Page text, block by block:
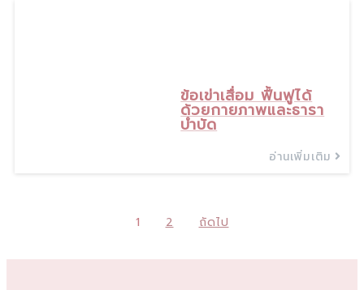
ข้อเข่าเสื่อม ฟื้นฟูได้
ด้วยกายภาพและธารา
บำบัด
อ่านเพิ่มเติม
1 2 ถัดไป